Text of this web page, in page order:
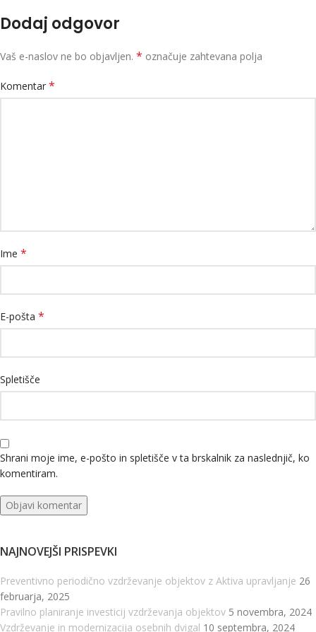
Dodaj odgovor
Vaš e-naslov ne bo objavljen. * označuje zahtevana polja
Komentar *
Ime *
E-pošta *
Spletišče
Shrani moje ime, e-pošto in spletišče v ta brskalnik za naslednjič, ko
komentiram.
NAJNOVEJŠI PRISPEVKI
Preventivno periodično vzdrževanje objektov z Aktiva upravljanje 26
februarja, 2025
Pravilno planiranje investicij vzdrževanja objektov 5 novembra, 2024
Vzdrževanje in modernizacija osebnih dvigal 10 septembra, 2024